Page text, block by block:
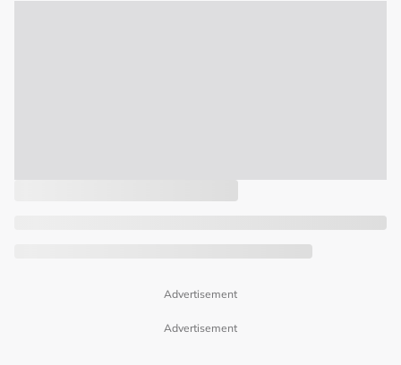
Advertisement
Advertisement